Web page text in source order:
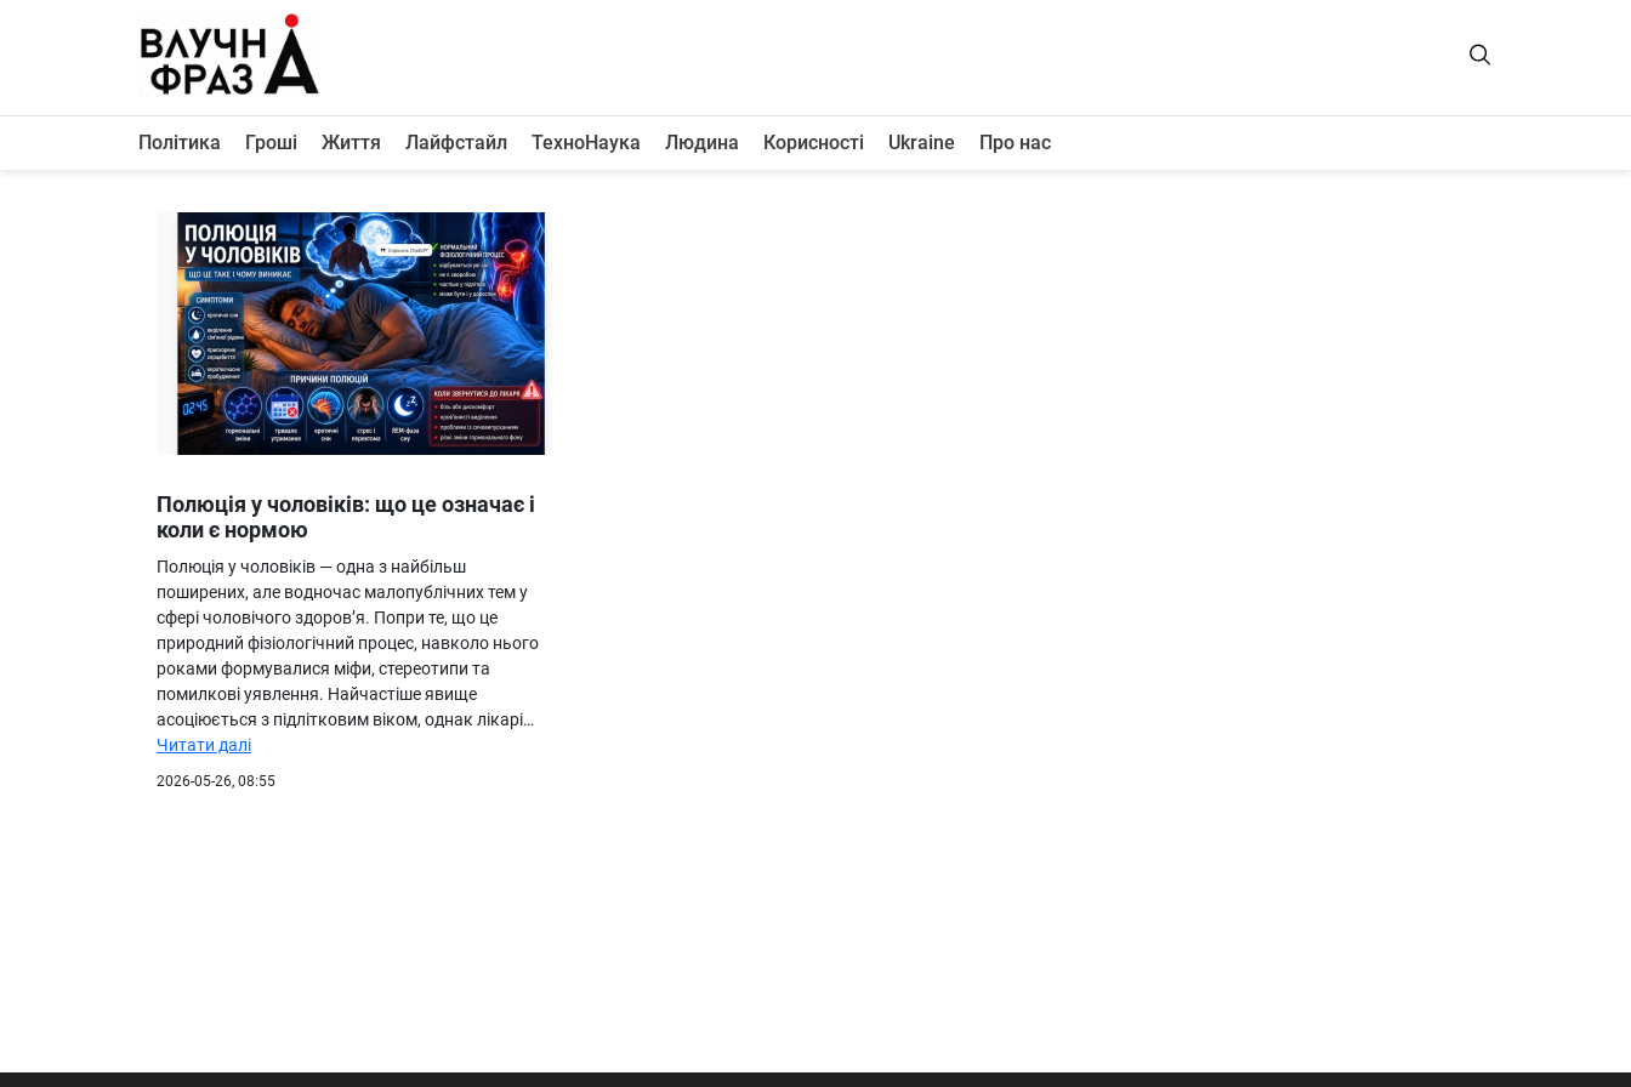
Політика
Життя
Лайфстайл
ТехноНаука
Людина
Корисності
Про нас
Політика Гроші Життя Лайфстайл ТехноНаука Людина Корисності Ukraine Про нас
Полюція у чоловіків: що це означає і
коли є нормою
Полюція у чоловіків — одна з найбільш
поширених, але водночас малопублічних тем у
сфері чоловічого здоров’я. Попри те, що це
природний фізіологічний процес, навколо нього
роками формувалися міфи, стереотипи та
помилкові уявлення. Найчастіше явище
асоціюється з підлітковим віком, однак лікарі…
Читати далі
2026-05-26, 08:55